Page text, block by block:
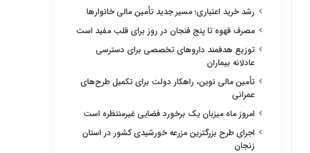
رشد خرید اعتباری؛ مسیر جدید تأمین مالی خانوارها
مصرف قهوه تا پنج فنجان در روز برای قلب مفید است
توزیع هدفمند داروهای تخصصی برای دسترسی
عادلانه بیماران
تأمین مالی نوین، راهکار دولت برای تکمیل طرح‌های
عمرانی
امروز ماه میزبان یک برخورد فضایی غیرمنتظره است
اجرای طرح بزرگترین مزرعه خورشیدی کشور در استان
زنجان